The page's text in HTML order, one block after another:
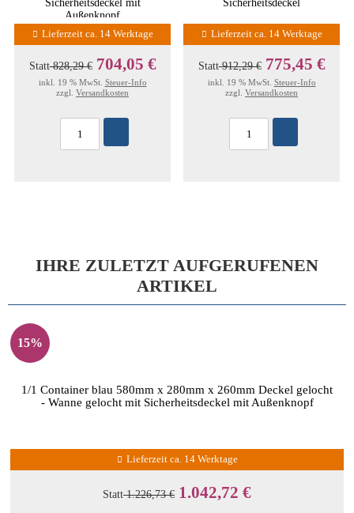
Außenknopf
Lieferzeit ca. 14 Werktage
Statt828,29 € 704,05 €
inkl. 19 % MwSt. Steuer-Info
zzgl. Versandkosten
Lieferzeit ca. 14 Werktage
Statt912,29 € 775,45 €
inkl. 19 % MwSt. Steuer-Info
zzgl. Versandkosten
IHRE ZULETZT AUFGERUFENEN
ARTIKEL
15%
1/1 Container blau 580mm x 280mm x 260mm Deckel gelocht
- Wanne gelocht mit Sicherheitsdeckel mit Außenknopf
Lieferzeit ca. 14 Werktage
Statt1.226,73 € 1.042,72 €